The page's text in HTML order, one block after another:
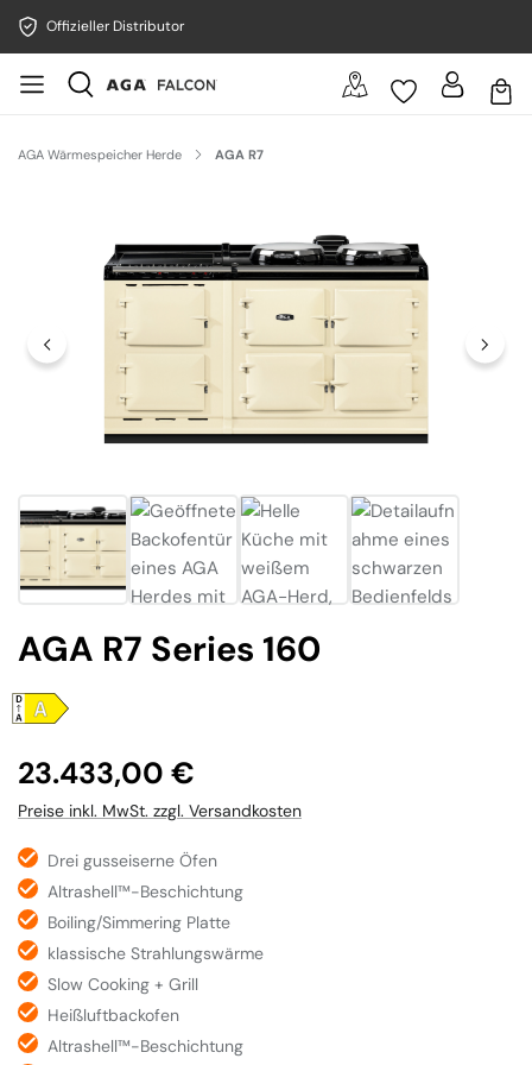
Offizieller Distributor
AGA Wärmespeicher Herde AGA R7
AGA R7 Series 160
Regulärer Preis:
23.433,00 €
Preise inkl. MwSt. zzgl. Versandkosten
Drei gusseiserne Öfen
Altrashell™-Beschichtung
Boiling/Simmering Platte
klassische Strahlungswärme
Slow Cooking + Grill
Heißluftbackofen
Altrashell™-Beschichtung